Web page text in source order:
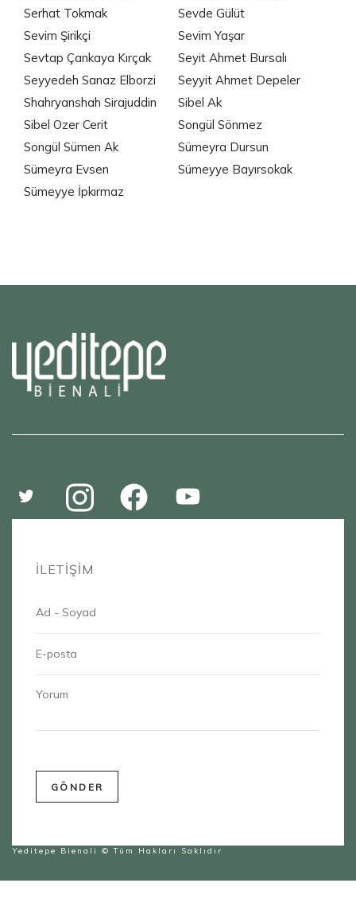
Serhat Tokmak
Sevde Gülüt
Sevim Şirikçi
Sevim Yaşar
Sevtap Çankaya Kırçak
Seyit Ahmet Bursalı
Seyyedeh Sanaz Elborzi
Seyyit Ahmet Depeler
Shahryanshah Sirajuddin
Sibel Ak
Sibel Ozer Cerit
Songül Sönmez
Songül Sümen Ak
Sümeyra Dursun
Sümeyra Evsen
Sümeyye Bayırsokak
Sümeyye İpkırmaz
İLETİŞİM
Yeditepe Bienali © Tüm Hakları Saklıdır